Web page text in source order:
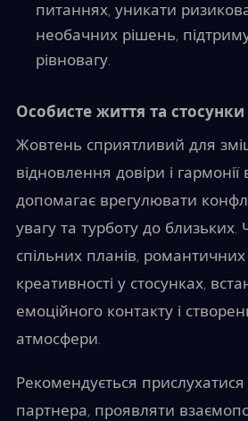
питаннях, уникати
необачних рішень,
рівновагу.
Особисте життя та стосунки
Жовтень сприятливий для
відновлення довіри і гармонії
допомагає врегулювати
увагу та турботу до близьких.
спільних планів, романтичних
креативності у стосунках,
емоційного контакту і
атмосфери.
Рекомендується прислухатися
партнера, проявляти